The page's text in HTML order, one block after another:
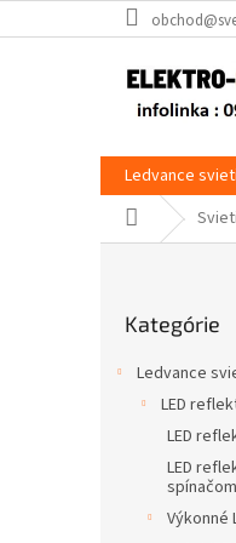
na
Ledvance
Domov
kategórie
Kategórie
Ledvance
LED
LED
LED
spínačom
Výkonné